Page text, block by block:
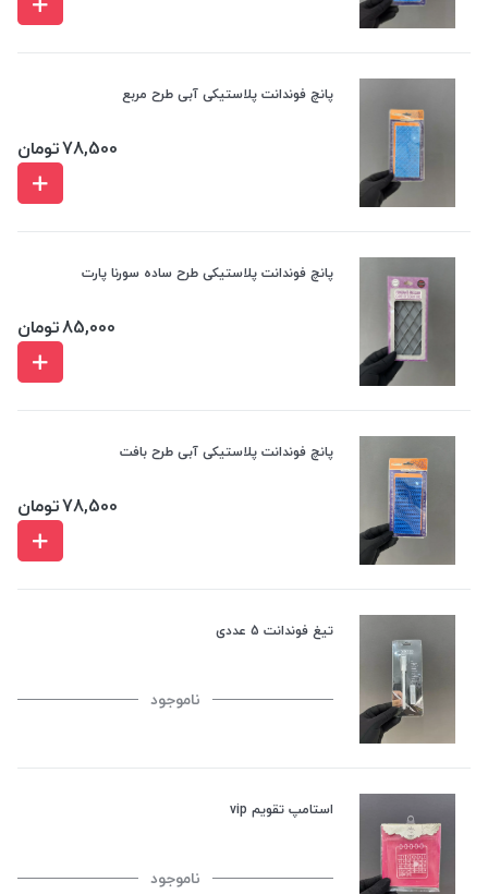
پانچ فوندانت پلاستیکی آبی طرح مربع
78,500تومان
پانچ فوندانت پلاستیکی طرح ساده سورنا پارت
85,000تومان
پانچ فوندانت پلاستیکی آبی طرح بافت
78,500تومان
تیغ فوندانت 5 عددی
ناموجود
استامپ تقویم vip
ناموجود